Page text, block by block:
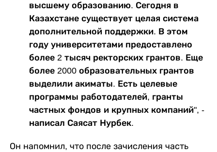
высшему образованию. Сегодня в
Казахстане существует целая система
дополнительной поддержки. В этом
году университетами предоставлено
более 2 тысяч ректорских грантов. Еще
более 2000 образовательных грантов
выделили акиматы. Есть целевые
программы работодателей, гранты
частных фондов и крупных компаний", -
написал Саясат Нурбек.
Он напомнил, что после зачисления часть